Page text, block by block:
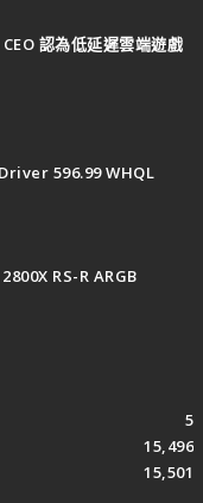
認為低延遲雲端遊戲
596.99 WHQL
RS-R ARGB
5
15,496
15,501